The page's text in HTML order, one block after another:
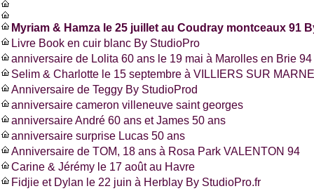
Myriam & Hamza le 25 juillet au Coudray montceaux 91
Livre Book en cuir blanc By StudioPro
anniversaire de Lolita 60 ans le 19 mai à Marolles en Brie 94
Selim & Charlotte le 15 septembre à VILLIERS SUR
Anniversaire de Teggy By StudioProd
anniversaire cameron villeneuve saint georges
anniversaire André 60 ans et James 50 ans
anniversaire surprise Lucas 50 ans
Anniversaire de TOM, 18 ans à Rosa Park VALENTON 94
Carine & Jérémy le 17 août au Havre
Fidjie et Dylan le 22 juin à Herblay By StudioPro.fr